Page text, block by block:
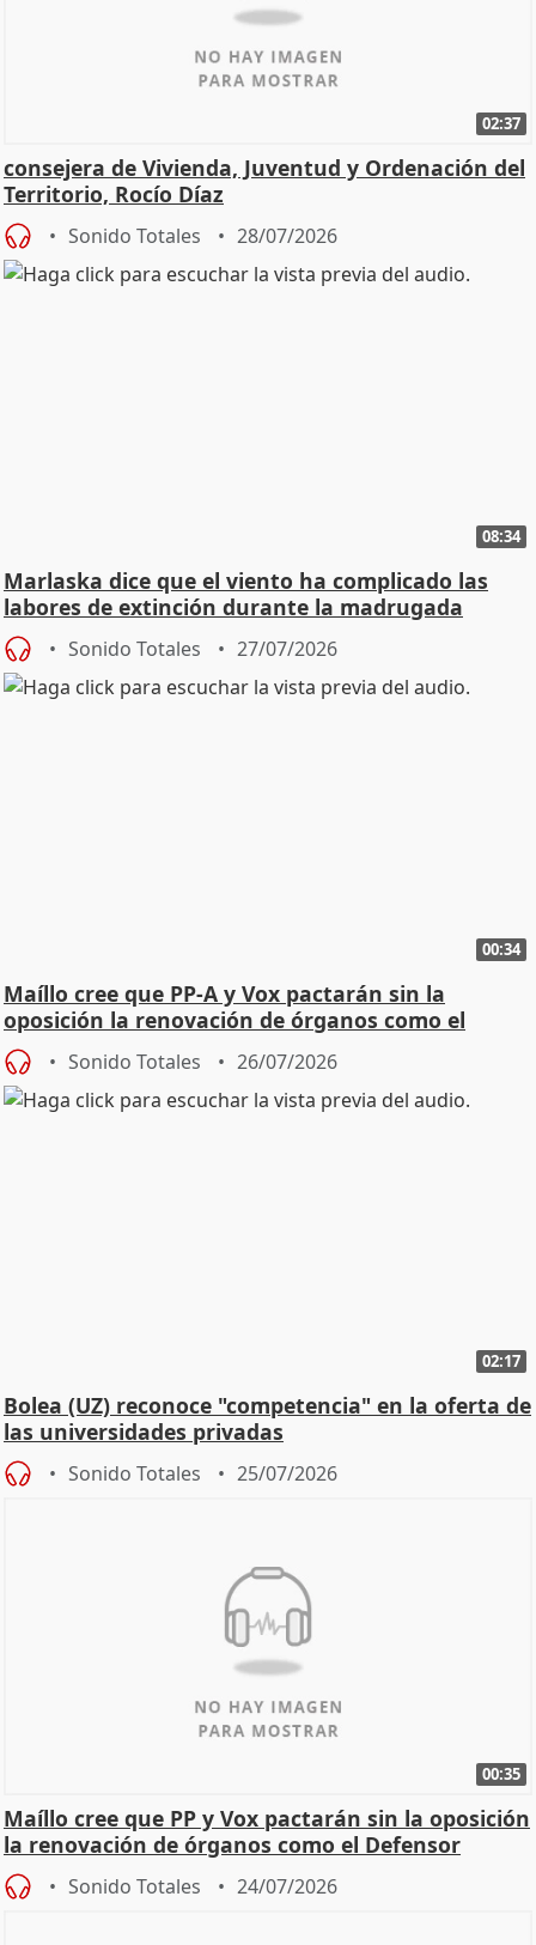
02:37
consejera de Vivienda, Juventud y Ordenación del
Territorio, Rocío Díaz
Sonido Totales 28/07/2026
08:34
Marlaska dice que el viento ha complicado las
labores de extinción durante la madrugada
Sonido Totales 27/07/2026
00:34
Maíllo cree que PP-A y Vox pactarán sin la
oposición la renovación de órganos como el
Defensor
Sonido Totales 26/07/2026
02:17
Bolea (UZ) reconoce "competencia" en la oferta de
las universidades privadas
Sonido Totales 25/07/2026
00:35
Maíllo cree que PP y Vox pactarán sin la oposición
la renovación de órganos como el Defensor
Sonido Totales 24/07/2026